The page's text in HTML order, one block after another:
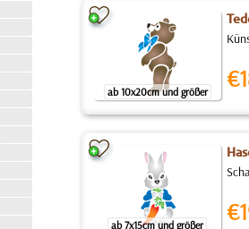
ab 10x20cm und größer
ab 7x15cm und größer